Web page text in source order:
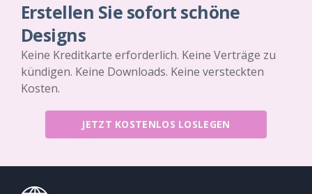
Erstellen Sie sofort schöne
Designs
Keine Kreditkarte erforderlich. Keine Verträge zu
kündigen. Keine Downloads. Keine versteckten
Kosten.
JETZT KOSTENLOS LOSLEGEN